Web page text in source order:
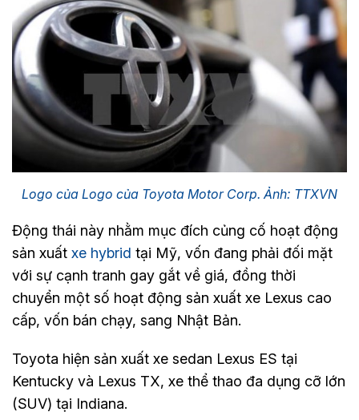
Logo của Logo của Toyota Motor Corp. Ảnh: TTXVN
Động thái này nhằm mục đích củng cố hoạt động
sản xuất xe hybrid tại Mỹ, vốn đang phải đối mặt
với sự cạnh tranh gay gắt về giá, đồng thời
chuyển một số hoạt động sản xuất xe Lexus cao
cấp, vốn bán chạy, sang Nhật Bản.
Toyota hiện sản xuất xe sedan Lexus ES tại
Kentucky và Lexus TX, xe thể thao đa dụng cỡ lớn
(SUV) tại Indiana.